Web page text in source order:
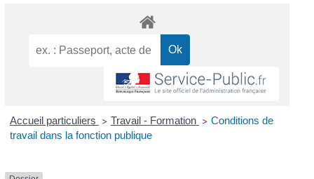
Accueil particuliers > Travail - Formation > Conditions de
travail dans la fonction publique